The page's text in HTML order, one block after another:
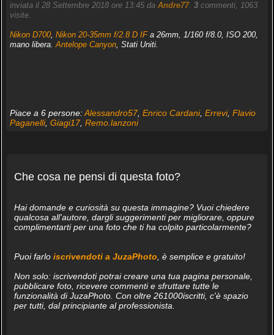
inviata il 28 Settembre 2018 ore 13:45 da Andre77. 3commenti, 1063
visite.
Nikon D700, Nikon 20-35mm f/2.8 D IFa 26mm, 1/160 f/8.0, ISO 200,
mano libera.Antelope Canyon, Stati Uniti.
Piace a 6 persone:Alessandro57, Enrico Cardani, Errevi, Flavio
Paganelli, Giagi17, Remo.lanzoni
Che cosa ne pensi di questa foto?
Hai domande e curiosità su questa immagine? Vuoi chiedere
qualcosa all'autore, dargli suggerimenti per migliorare, oppure
complimentarti per una foto che ti ha colpito particolarmente?
Puoi farlo iscrivendoti a JuzaPhoto, è semplice e gratuito!
Non solo: iscrivendoti potrai creare una tua pagina personale,
pubblicare foto, ricevere commenti e sfruttare tutte le
funzionalità di JuzaPhoto. Con oltre 261000iscritti, c'è spazio
per tutti, dal principiante al professionista.